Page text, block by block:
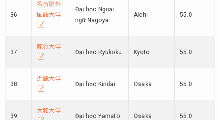
36
名古屋外
国語大学
Đại học Ngoại
ngữ Nagoya
Aichi 55.0
37
龍谷大学
Đại học Ryukoku Kyoto 55.0
38
近畿大学
Đại học Kindai Osaka 55.0
39
大和大学
Đại học Yamato Osaka 55.0